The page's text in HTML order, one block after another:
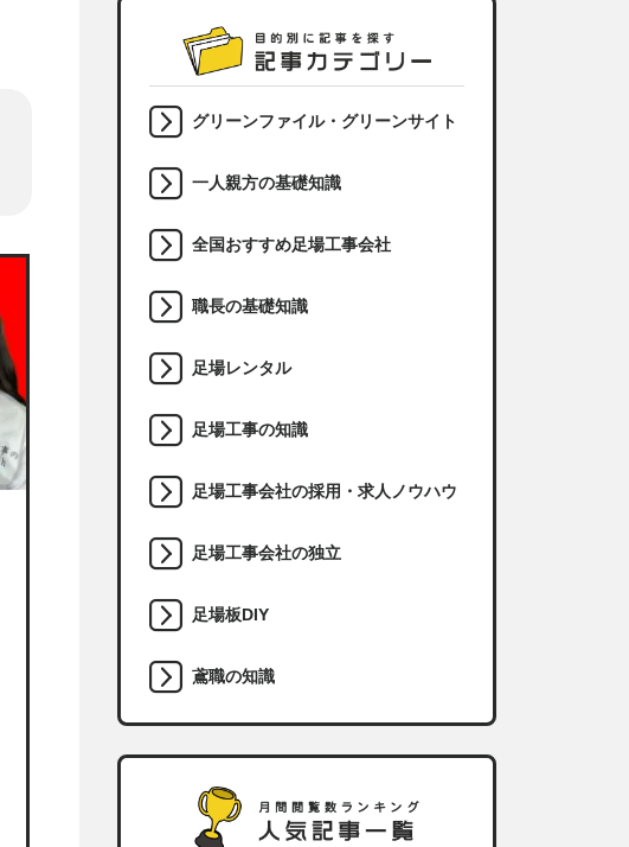
グリーンファイル・グリーンサイト
一人親方の基礎知識
全国おすすめ足場工事会社
職長の基礎知識
足場レンタル
足場工事の知識
足場工事会社の採用・求人ノウハウ
足場工事会社の独立
足場板DIY
鳶職の知識